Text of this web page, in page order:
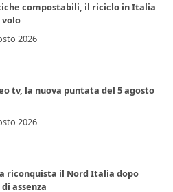
compostabili, il riciclo in Italia
volo
2026
tv, la nuova puntata del 5 agosto
2026
riconquista il Nord Italia dopo
assenza